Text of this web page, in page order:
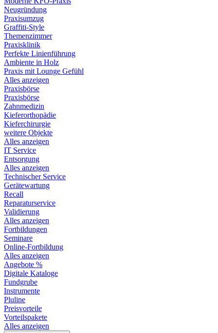
Neugründung
Praxisumzug
Graffiti-Style
Themenzimmer
Praxisklinik
Perfekte Linienführung
Ambiente in Holz
Praxis mit Lounge Gefühl
Alles anzeigen
Praxisbörse
Praxisbörse
Zahnmedizin
Kieferorthopädie
Kieferchirurgie
weitere Objekte
Alles anzeigen
IT Service
Entsorgung
Alles anzeigen
Technischer Service
Gerätewartung
Recall
Reparaturservice
Validierung
Alles anzeigen
Fortbildungen
Seminare
Online-Fortbildung
Alles anzeigen
Angebote %
Digitale Kataloge
Fundgrube
Instrumente
Pluline
Preisvorteile
Vorteilspakete
Alles anzeigen